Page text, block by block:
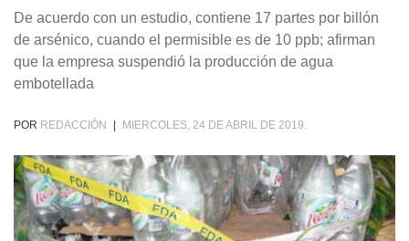
De acuerdo con un estudio, contiene 17 partes por billón
de arsénico, cuando el permisible es de 10 ppb; afirman
que la empresa suspendió la producción de agua
embotellada
POR REDACCIÓN MIERCOLES, 24 DE ABRIL DE 2019.